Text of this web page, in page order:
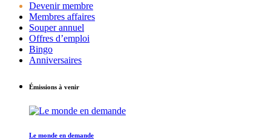
Devenir membre
Membres affaires
Souper annuel
Offres d’emploi
Bingo
Anniversaires
Émissions à venir
Le monde en demande